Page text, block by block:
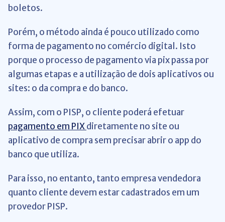
boletos.
Porém, o método ainda é pouco utilizado como
forma de pagamento no comércio digital. Isto
porque o processo de pagamento via pix passa por
algumas etapas e a utilização de dois aplicativos ou
sites: o da compra e do banco.
Assim, com o PISP, o cliente poderá efetuar
pagamento em PIXdiretamente no site ou
aplicativo de compra sem precisar abrir o app do
banco que utiliza.
Para isso, no entanto, tanto empresa vendedora
quanto cliente devem estar cadastrados em um
provedor PISP.